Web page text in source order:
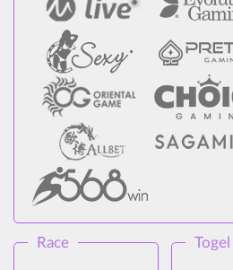
Race Togel